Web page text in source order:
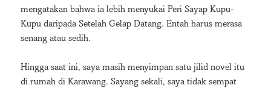
mengatakan bahwa ia lebih menyukai Peri Sayap Kupu-
Kupu daripada Setelah Gelap Datang. Entah harus merasa
senang atau sedih.
Hingga saat ini, saya masih menyimpan satu jilid novel itu
di rumah di Karawang. Sayang sekali, saya tidak sempat